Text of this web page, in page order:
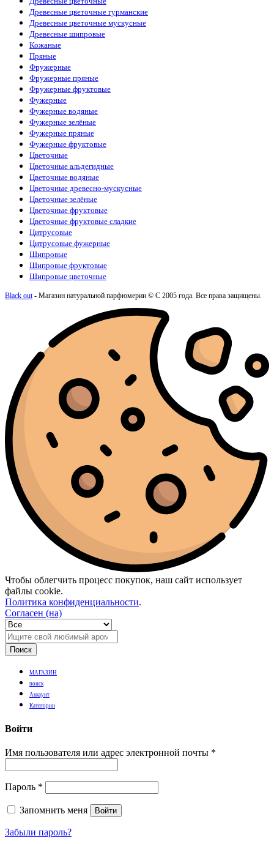
Древесные цветочные гурманские
Древесные цветочные мускусные
Древесные шипровые
Кожаные
Пряные
Фружерные
Фружерные пряные
Фружерные фруктовые
Фужерные
Фужерные водяные
Фужерные зелёные
Фужерные пряные
Фужерные фруктовые
Цветочные
Цветочные альдегидные
Цветочные водяные
Цветочные древесно-мускусные
Цветочные зелёные
Цветочные фруктовые
Цветочные фруктовые сладкие
Цитрусовые
Цитрусовые фужерные
Шипровые
Шипровые фруктовые
Шипровые цветочные
Black out- Магазин натуральной парфюмерии © С 2005 года. Все права защищены.
Чтобы облегчить процесс покупок, наш сайт использует
файлы cookie.
Политика конфиденциальности.
Согласен (на)
Поиск
МАГАЗИН
поиск
Аккаунт
Категории
Войти
Имя пользователя или адрес электронной почты *
Пароль *
Запомнить меня Войти
Забыли пароль?